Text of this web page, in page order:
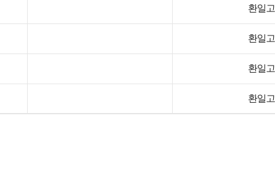
환일고
환일고
환일고
환일고